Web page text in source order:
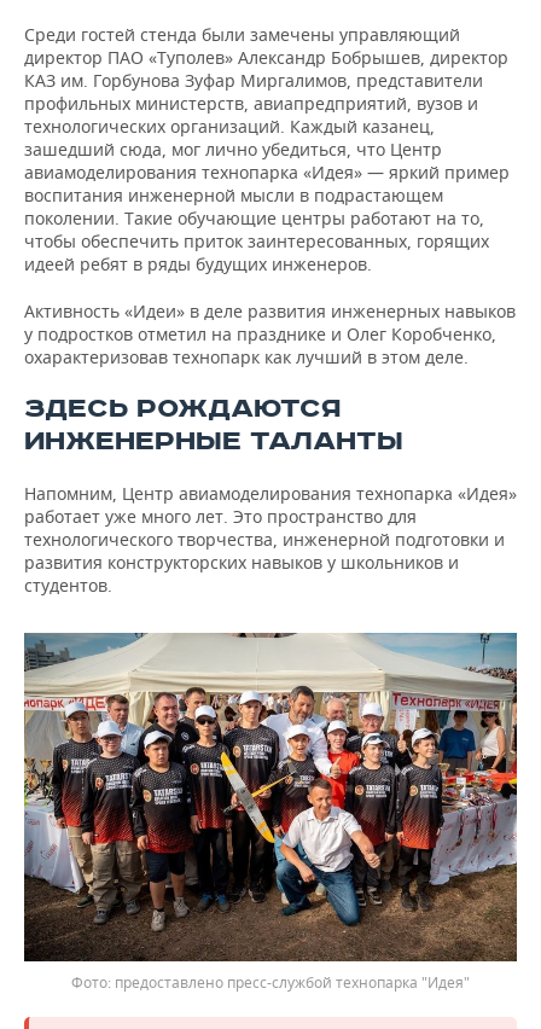
Среди гостей стенда были замечены управляющий
директор ПАО «Туполев» Александр Бобрышев, директор
КАЗ им. Горбунова Зуфар Миргалимов, представители
профильных министерств, авиапредприятий, вузов и
технологических организаций. Каждый казанец,
зашедший сюда, мог лично убедиться, что Центр
авиамоделирования технопарка «Идея» — яркий пример
воспитания инженерной мысли в подрастающем
поколении. Такие обучающие центры работают на то,
чтобы обеспечить приток заинтересованных, горящих
идеей ребят в ряды будущих инженеров.
Активность «Идеи» в деле развития инженерных навыков
у подростков отметил на празднике и Олег Коробченко,
охарактеризовав технопарк как лучший в этом деле.
ЗДЕСЬ РОЖДАЮТСЯ
ИНЖЕНЕРНЫЕ ТАЛАНТЫ
Напомним, Центр авиамоделирования технопарка «Идея»
работает уже много лет. Это пространство для
технологического творчества, инженерной подготовки и
развития конструкторских навыков у школьников и
студентов.
предоставлено пресс-службой технопарка "Идея"